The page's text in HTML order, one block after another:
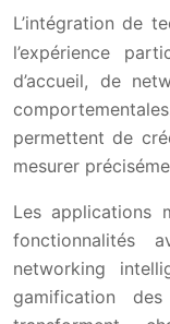
L’intégration de
l’expérience
d’accueil, de
permettent de
mesurer
Les applications
fonctionnalités
networking
gamification